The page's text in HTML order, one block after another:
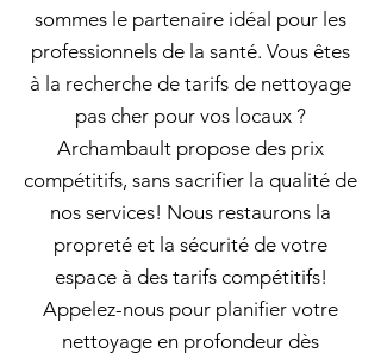
sommes le partenaire idéal pour les
professionnels de la santé. Vous êtes
à la recherche de tarifs de nettoyage
pas cher pour vos locaux ?
Archambault propose des prix
compétitifs, sans sacrifier la qualité de
nos services! Nous restaurons la
propreté et la sécurité de votre
espace à des tarifs compétitifs!
Appelez-nous pour planifier votre
nettoyage en profondeur dès